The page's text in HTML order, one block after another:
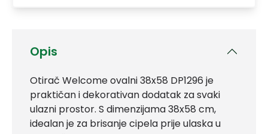
Opis
Otirač Welcome ovalni 38x58 DP1296 je
praktičan i dekorativan dodatak za svaki
ulazni prostor. S dimenzijama 38x58 cm,
idealan je za brisanje cipela prije ulaska u